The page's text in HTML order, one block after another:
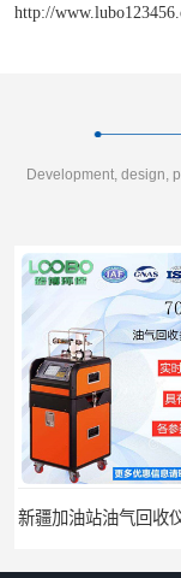
http://